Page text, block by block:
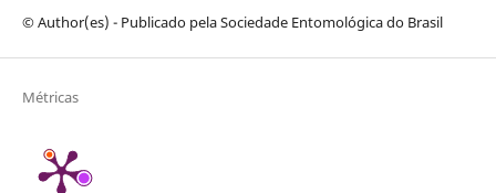
© Author(es) - Publicado pela Sociedade Entomológica do Brasil
Métricas